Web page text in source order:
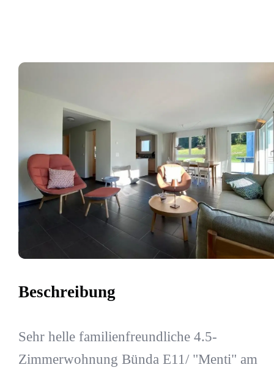
Beschreibung
Sehr helle familienfreundliche 4.5-
Zimmerwohnung Bünda E11/ "Menti" am